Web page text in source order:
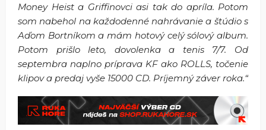
Money Heist a Griffinovci asi tak do apríla. Potom
som nabehol na každodenné nahrávanie a štúdio s
Aďom Bortníkom a mám hotový celý sólový album.
Potom prišlo leto, dovolenka a tenis 7/7. Od
septembra naplno príprava KF ako ROLLS, točenie
klipov a predaj vyše 15000 CD. Príjemný záver roka.“